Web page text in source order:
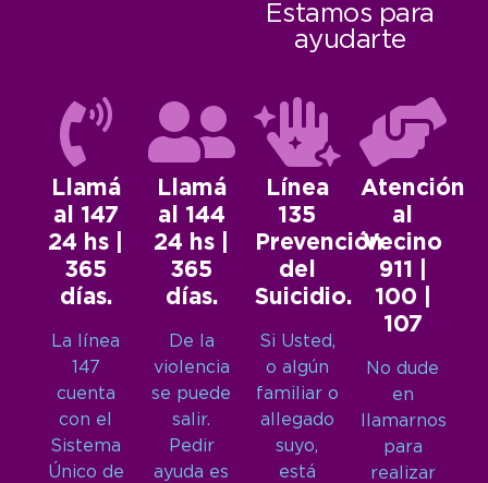
Estamos para
ayudarte
Llamá
al 147
24 hs |
365
días.
La línea
147
cuenta
con el
Sistema
Único de
Llamá
al 144
24 hs |
365
días.
De la
violencia
se puede
salir.
Pedir
ayuda es
Línea
135
Prevención
del
Suicidio.
Si Usted,
o algún
familiar o
allegado
suyo,
está
Atención
al
Vecino
911 |
100 |
107
No dude
en
llamarnos
para
realizar